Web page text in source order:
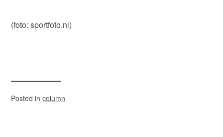
(foto: sportfoto.nl)
Posted incolumn